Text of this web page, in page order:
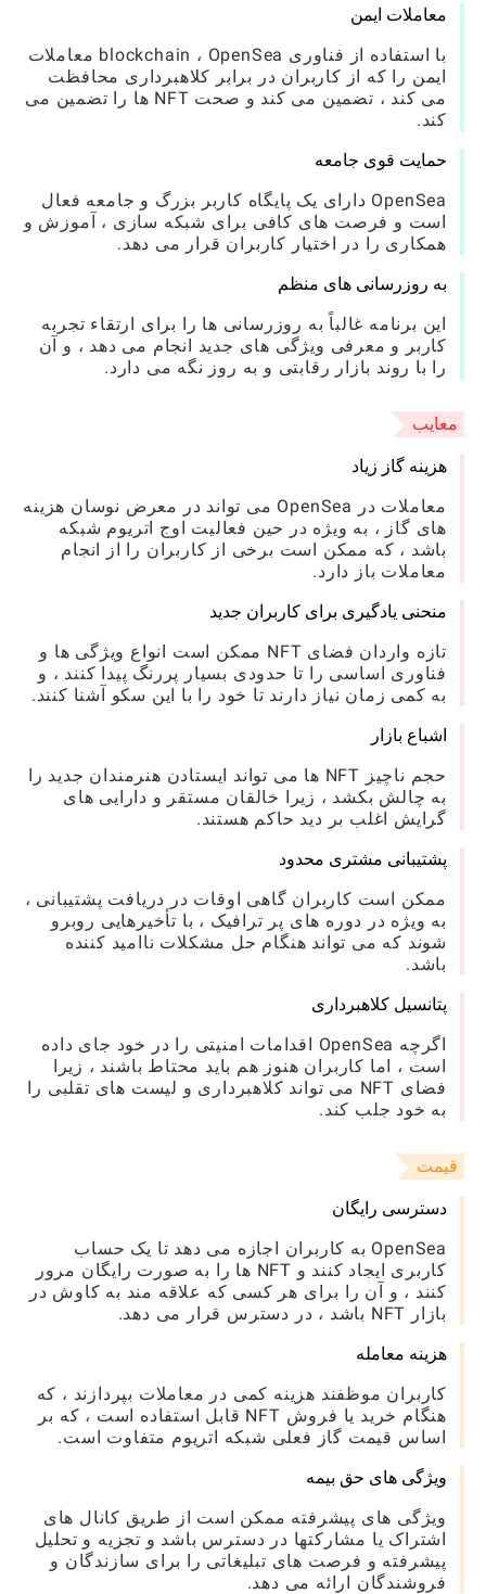
معاملات ایمن
با استفاده از فناوری blockchain ، OpenSea معاملات
ایمن را که از کاربران در برابر کلاهبرداری محافظت
می کند ، تضمین می کند و صحت NFT ها را تضمین می
کند.
حمایت قوی جامعه
OpenSea دارای یک پایگاه کاربر بزرگ و جامعه فعال
است و فرصت های کافی برای شبکه سازی ، آموزش و
همکاری را در اختیار کاربران قرار می دهد.
به روزرسانی های منظم
این برنامه غالباً به روزرسانی ها را برای ارتقاء تجربه
کاربر و معرفی ویژگی های جدید انجام می دهد ، و آن
را با روند بازار رقابتی و به روز نگه می دارد.
معایب
هزینه گاز زیاد
معاملات در OpenSea می تواند در معرض نوسان هزینه
های گاز ، به ویژه در حین فعالیت اوج اتریوم شبکه
باشد ، که ممکن است برخی از کاربران را از انجام
معاملات باز دارد.
منحنی یادگیری برای کاربران جدید
تازه واردان فضای NFT ممکن است انواع ویژگی ها و
فناوری اساسی را تا حدودی بسیار پررنگ پیدا کنند ، و
به کمی زمان نیاز دارند تا خود را با این سکو آشنا کنند.
اشباع بازار
حجم ناچیز NFT ها می تواند ایستادن هنرمندان جدید را
به چالش بکشد ، زیرا خالقان مستقر و دارایی های
گرایش اغلب بر دید حاکم هستند.
پشتیبانی مشتری محدود
ممکن است کاربران گاهی اوقات در دریافت پشتیبانی ،
به ویژه در دوره های پر ترافیک ، با تأخیرهایی روبرو
شوند که می تواند هنگام حل مشکلات ناامید کننده
باشد.
پتانسیل کلاهبرداری
اگرچه OpenSea اقدامات امنیتی را در خود جای داده
است ، اما کاربران هنوز هم باید محتاط باشند ، زیرا
فضای NFT می تواند کلاهبرداری و لیست های تقلبی را
به خود جلب کند.
قیمت
دسترسی رایگان
OpenSea به کاربران اجازه می دهد تا یک حساب
کاربری ایجاد کنند و NFT ها را به صورت رایگان مرور
کنند ، و آن را برای هر کسی که علاقه مند به کاوش در
بازار NFT باشد ، در دسترس قرار می دهد.
هزینه معامله
کاربران موظفند هزینه کمی در معاملات بپردازند ، که
هنگام خرید یا فروش NFT قابل استفاده است ، که بر
اساس قیمت گاز فعلی شبکه اتریوم متفاوت است.
ویژگی های حق بیمه
ویژگی های پیشرفته ممکن است از طریق کانال های
اشتراک یا مشارکتها در دسترس باشد و تجزیه و تحلیل
پیشرفته و فرصت های تبلیغاتی را برای سازندگان و
فروشندگان ارائه می دهد.